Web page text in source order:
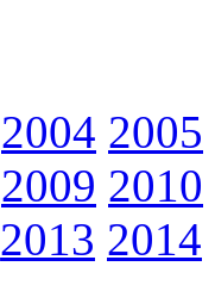
2004 2005
2009 2010
2013 2014